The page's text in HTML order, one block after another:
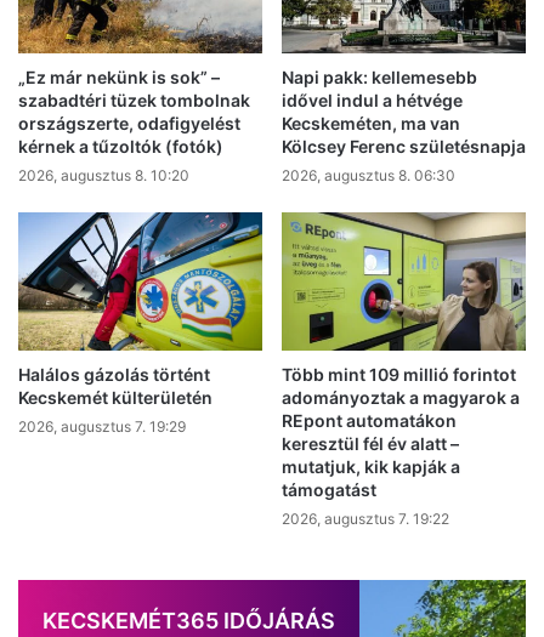
„Ez már nekünk is sok” –
szabadtéri tüzek tombolnak
országszerte, odafigyelést
kérnek a tűzoltók (fotók)
2026, augusztus 8. 10:20
Napi pakk: kellemesebb
idővel indul a hétvége
Kecskeméten, ma van
Kölcsey Ferenc születésnapja
2026, augusztus 8. 06:30
Halálos gázolás történt
Kecskemét külterületén
2026, augusztus 7. 19:29
Több mint 109 millió forintot
adományoztak a magyarok a
REpont automatákon
keresztül fél év alatt –
mutatjuk, kik kapják a
támogatást
2026, augusztus 7. 19:22
KECSKEMÉT365 IDŐJÁRÁS